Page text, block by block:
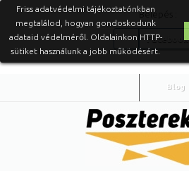
Belépés :
Facebook
Blog
Friss adatvédelmi tájékoztatónkban
megtalálod, hogyan gondoskodunk
adataid védelméről. Oldalainkon HTTP-
sütiket használunk a jobb működésért.